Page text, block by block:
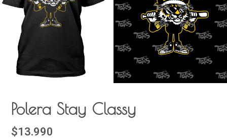
Polera Stay Classy
$13.990